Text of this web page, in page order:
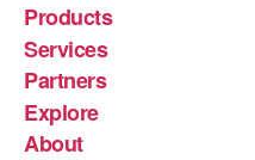
Products
Services
Partners
Explore
About